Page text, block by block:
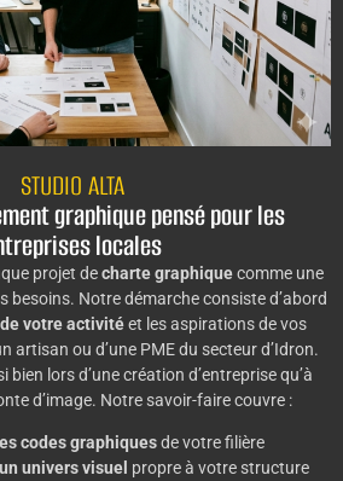
STUDIO ALTA
graphique pensé pour les
locales
projet decharte graphiquecomme une
besoins. Notre démarche consiste d’abord
votre activitéet les aspirations de vos
artisan ou d’une PME du secteur d’Idron.
lors d’une création d’entreprise qu’à
d’image. Notre savoir-faire couvre :
codes graphiquesde votre filière
univers visuel propre à votre structure